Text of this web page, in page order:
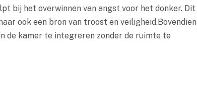
bij het overwinnen van angst voor het donker. Dit
ook een bron van troost en veiligheid.Bovendien
de kamer te integreren zonder de ruimte te